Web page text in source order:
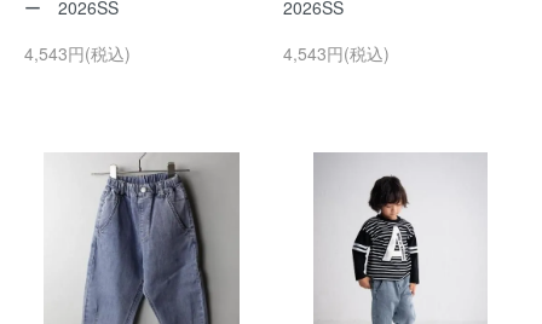
ー 2026SS
4,543円(税込)
2026SS
4,543円(税込)